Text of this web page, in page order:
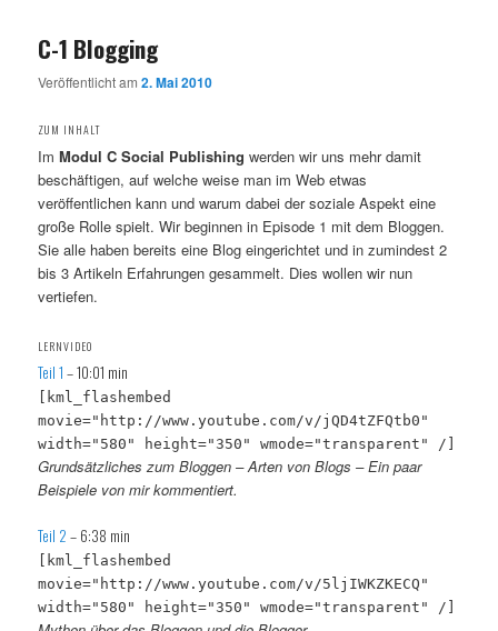
C-1 Blogging
Veröffentlicht am2. Mai 2010
ZUM INHALT
ImModul C Social Publishing werden wir uns mehr damit
beschäftigen, auf welche weise man im Web etwas
veröffentlichen kann und warum dabei der soziale Aspekt eine
große Rolle spielt. Wir beginnen in Episode 1 mit dem Bloggen.
Sie alle haben bereits eine Blog eingerichtet und in zumindest 2
bis 3 Artikeln Erfahrungen gesammelt. Dies wollen wir nun
vertiefen.
LERNVIDEO
Teil 1 – 10:01 min
[kml_flashembed
movie="http://www.youtube.com/v/jQD4tZFQtb0"
width="580" height="350" wmode="transparent" /]
Grundsätzliches zum Bloggen – Arten von Blogs – Ein paar
Beispiele von mir kommentiert.
Teil 2 – 6:38 min
[kml_flashembed
movie="http://www.youtube.com/v/5ljIWKZKECQ"
width="580" height="350" wmode="transparent" /]